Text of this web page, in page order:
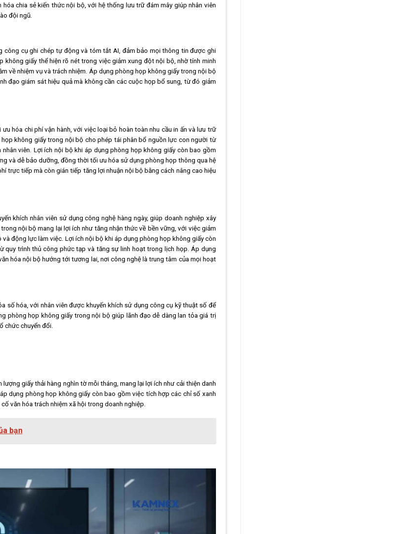
chia sẻ kiến thức nội bộ, với hệ thống lưu trữ đám mây giúp nhân viên
đội ngũ.
cụ ghi chép tự động và tóm tắt AI, đảm bảo mọi thông tin được ghi
không giấy thể hiện rõ nét trong việc giảm xung đột nội bộ, nhờ tính minh
về nhiệm vụ và trách nhiệm. Áp dụng phòng họp không giấy trong nội bộ
đạo giám sát hiệu quả mà không cần các cuộc họp bổ sung, từ đó giảm
hóa chi phí vận hành, với việc loại bỏ hoàn toàn nhu cầu in ấn và lưu trữ
không giấy trong nội bộ cho phép tái phân bổ nguồn lực con người từ
viên. Lợi ích nội bộ khi áp dụng phòng họp không giấy còn bao gồm
và dễ bảo dưỡng, đồng thời tối ưu hóa sử dụng phòng họp thông qua hệ
tiếp mà còn gián tiếp tăng lợi nhuận nội bộ bằng cách nâng cao hiệu
khích nhân viên sử dụng công nghệ hàng ngày, giúp doanh nghiệp xây
nội bộ mang lại lợi ích như tăng nhận thức về bền vững, với việc giảm
động lực làm việc. Lợi ích nội bộ khi áp dụng phòng họp không giấy còn
quy trình thủ công phức tạp và tăng sự linh hoạt trong lịch họp. Áp dụng
hóa nội bộ hướng tới tương lai, nơi công nghệ là trung tâm của mọi hoạt
số hóa, với nhân viên được khuyến khích sử dụng công cụ kỹ thuật số để
phòng họp không giấy trong nội bộ giúp lãnh đạo dễ dàng lan tỏa giá trị
chức chuyển đổi.
giấy thải hàng nghìn tờ mỗi tháng, mang lại lợi ích như cải thiện danh
dụng phòng họp không giấy còn bao gồm việc tích hợp các chỉ số xanh
văn hóa trách nhiệm xã hội trong doanh nghiệp.
bạn